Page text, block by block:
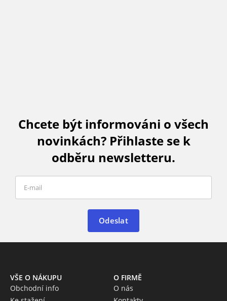
Chcete být informováni o všech
novinkách? Přihlaste se k
odběru newsletteru.
Odeslat
VŠE O NÁKUPU
Obchodní info
O FIRMĚ
O nás